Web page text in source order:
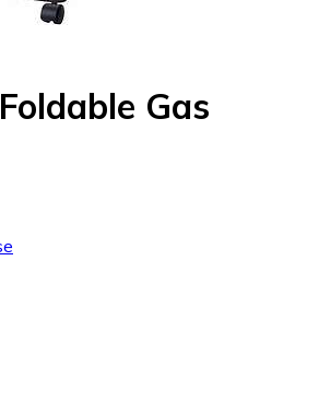
Gas